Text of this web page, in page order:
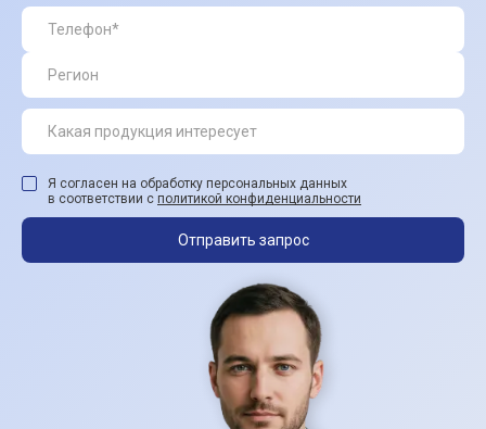
Я согласен на обработку персональных данных
в соответствии с политикой конфиденциальности
Отправить запрос